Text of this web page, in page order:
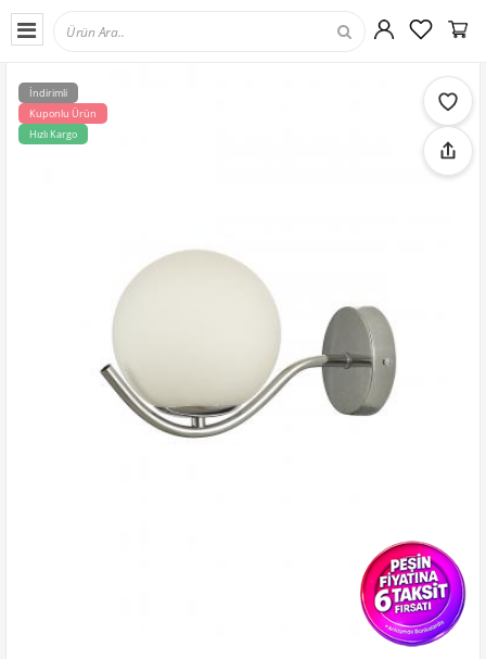
İndirimli
Kuponlu Ürün
Hızlı Kargo